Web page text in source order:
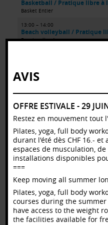
Basketball / Pratique libre à
Basket Entier
13:00 – 14:00
Beach volleyball / Pratique
Beach volley 1
13:30 – 14:30
Canoë & kayak / Navigation
Centre nautique
14:00 – 15:00
Beach volleyball / Pratique
Beach volley 2
14:00 – 15:00
Basketball / Pratique libre à
Basket Entier
14:00 – 15:00
Beach volleyball / Pratique
Beach volley 1
AVIS
OFFRE ESTIVALE - 29
Restez en mouvement tout
Pilates, yoga, full body
durant l'été dès CHF 16.- et
espaces de musculation,
installations disponibles
===
Keep moving all summer
Pilates, yoga, full body
courses during the
have access to the weight
the facilities available for